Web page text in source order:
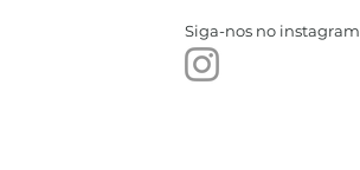
Siga-nos no instagram